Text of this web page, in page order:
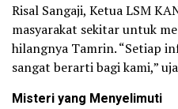
Risal Sangaji, Ketua LSM
masyarakat sekitar untuk
hilangnya Tamrin. “Setiap
sangat berarti bagi kami,”
Misteri yang Menyelimuti